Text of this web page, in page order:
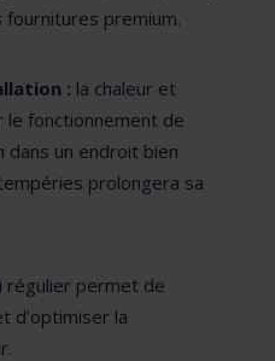
fournitures premium.
: la chaleur et
le fonctionnement de
dans un endroit bien
prolongera sa
régulier permet de
d’optimiser la